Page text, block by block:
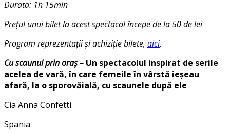
Durata: 1h 15min
Prețul unui bilet la acest spectacol începe de la 50 de lei
Program reprezentații și achiziție bilete, aici.
Cu scaunul prin oraș – Un spectacolul inspirat de serile
acelea de vară, în care femeile în vârstă ieșeau
afară, la o sporovăială, cu scaunele după ele
Cia Anna Confetti
Spania